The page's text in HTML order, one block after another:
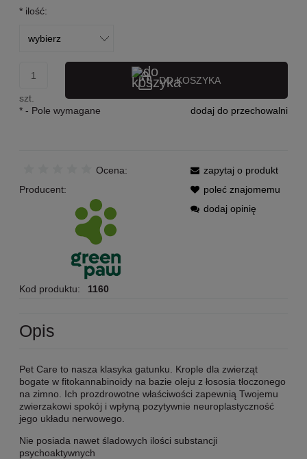
* ilość:
szt.
DO KOSZYKA
dodaj do przechowalni
* - Pole wymagane
Ocena:
Producent:
Kod produktu: 1160
zapytaj o produkt
poleć znajomemu
dodaj opinię
Opis
Pet Care to nasza klasyka gatunku. Krople dla zwierząt
bogate w fitokannabinoidy na bazie oleju z łososia tłoczonego
na zimno. Ich prozdrowotne właściwości zapewnią Twojemu
zwierzakowi spokój i wpłyną pozytywnie neuroplastyczność
jego układu nerwowego.
Nie posiada nawet śladowych ilości substancji
psychoaktywnych